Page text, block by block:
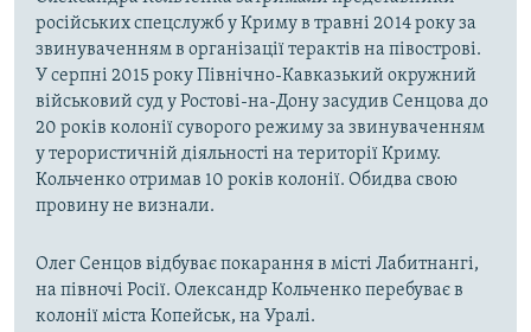
російських спецслужб у Криму в травні 2014 року за
звинуваченням в організації терактів на півострові.
У серпні 2015 року Північно-Кавказький окружний
військовий суд у Ростові-на-Дону засудив Сенцова до
20 років колонії суворого режиму за звинуваченням
у терористичній діяльності на території Криму.
Кольченко отримав 10 років колонії. Обидва свою
провину не визнали.
Олег Сенцов відбуває покарання в місті Лабитнангі,
на півночі Росії. Олександр Кольченко перебуває в
колонії міста Копейськ, на Уралі.